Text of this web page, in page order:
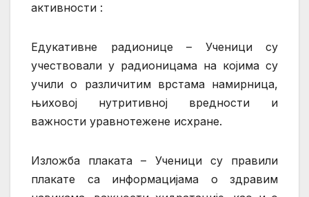
активности :
Едукативне радионице – Ученици су
учествовали у радионицама на којима су
учили о различитим врстама намирница,
њиховој нутритивној вредности и
важности уравнотежене исхране.
Изложба плаката – Ученици су правили
плакате са информацијама о здравим